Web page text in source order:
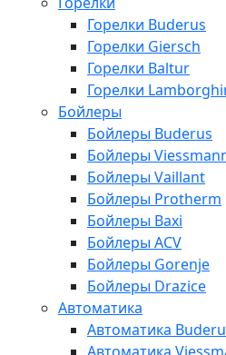
Горелки Buderus
Горелки Giersch
Горелки Baltur
Горелки
Бойлеры
Бойлеры Buderus
Бойлеры
Бойлеры Vaillant
Бойлеры Protherm
Бойлеры Baxi
Бойлеры ACV
Бойлеры Gorenje
Бойлеры Drazice
Автоматика
Автоматика